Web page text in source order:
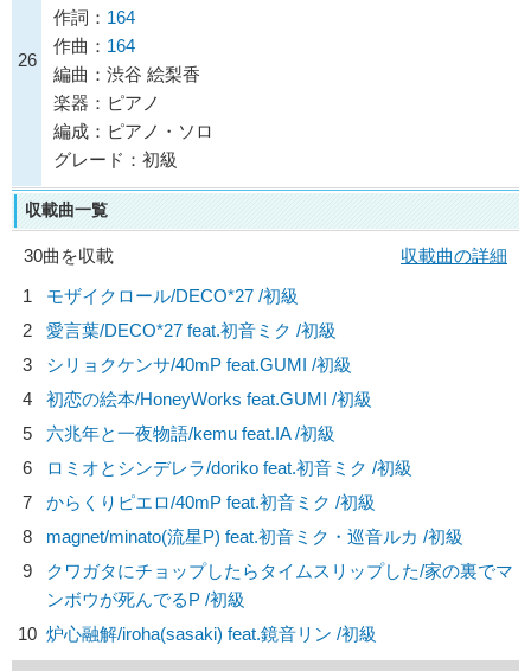
26
作詞： 164
作曲： 164
編曲：渋谷 絵梨香
楽器：ピアノ
編成：ピアノ・ソロ
グレード：初級
収載曲一覧
30曲を収載
収載曲の詳細
1
モザイクロール/DECO*27 /初級
2
愛言葉/DECO*27 feat.初音ミク /初級
3
シリョクケンサ/40mP feat.GUMI /初級
4
初恋の絵本/HoneyWorks feat.GUMI /初級
5
六兆年と一夜物語/kemu feat.IA/初級
6
ロミオとシンデレラ/doriko feat.初音ミク /初級
7
からくりピエロ/40mP feat.初音ミク /初級
8
magnet/minato(流星P) feat.初音ミク・巡音ルカ /初級
9
クワガタにチョップしたらタイムスリップした/家の裏でマ
ンボウが死んでるP /初級
10 炉心融解/iroha(sasaki) feat.鏡音リン /初級